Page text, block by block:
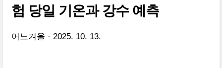
험 당일 기온과 강수 예측
어느겨울 2025. 10. 13.